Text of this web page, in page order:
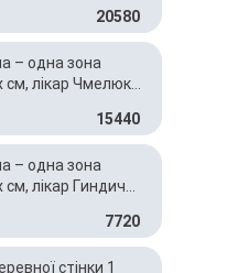
20580
– одна зона
лікар Чмелюк
15440
– одна зона
лікар Гиндич
7720
стінки 1